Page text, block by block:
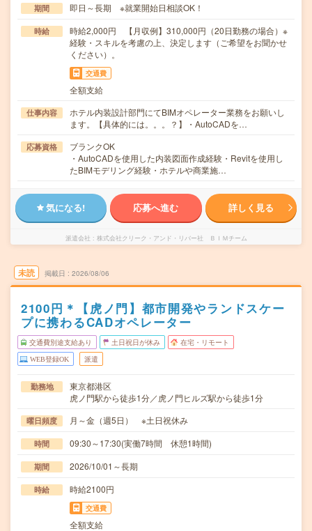
期間 即日～長期 ※就業開始日相談OK！
時給
時給2,000円 【月収例】310,000円（20日勤務の場合）※
経験・スキルを考慮の上、決定します（ご希望をお聞かせ
ください）。
交通費
全額支給
仕事内容
ホテル内装設計部門にてBIMオペレーター業務をお願いし
ます。【具体的には。。。？】・AutoCADを…
応募資格
ブランクOK
・AutoCADを使用した内装図面作成経験・Revitを使用し
たBIMモデリング経験・ホテルや商業施…
気になる! 応募へ進む 詳しく見る
派遣会社 株式会社クリーク・アンド・リバー社 ＢＩＭチーム
未読 掲載日 2026/08/06
2100円＊【虎ノ門】都市開発やランドスケー
プに携わるCADオペレーター
交通費別途支給あり 土日祝日が休み 在宅・リモート
WEB登録OK 派遣
勤務地
東京都港区
虎ノ門駅から徒歩1分／虎ノ門ヒルズ駅から徒歩1分
曜日頻度 月～金（週5日） ※土日祝休み
時間 09:30～17:30(実働7時間 休憩1時間)
期間 2026/10/01～長期
時給 時給2100円
交通費
全額支給